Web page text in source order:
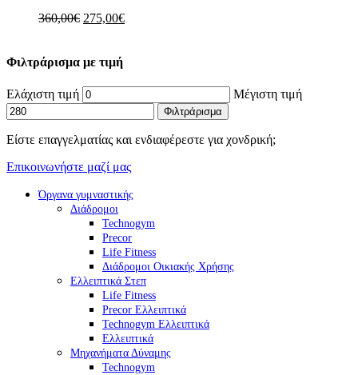
360,00€ 275,00€
Φιλτράρισμα με τιμή
Ελάχιστη τιμή Μέγιστη τιμή
Φιλτράρισμα
Είστε επαγγελματίας και ενδιαφέρεστε για χονδρική;
Επικοινωνήστε μαζί μας
Όργανα γυμναστικής
Διάδρομοι
Technogym
Precor
Life Fitness
Διάδρομοι Οικιακής Χρήσης
Ελλειπτικά Στεπ
Life Fitness
Precor Ελλειπτικά
Technogym Ελλειπτικά
Ελλειπτικά
Μηχανήματα Δύναμης
Technogym